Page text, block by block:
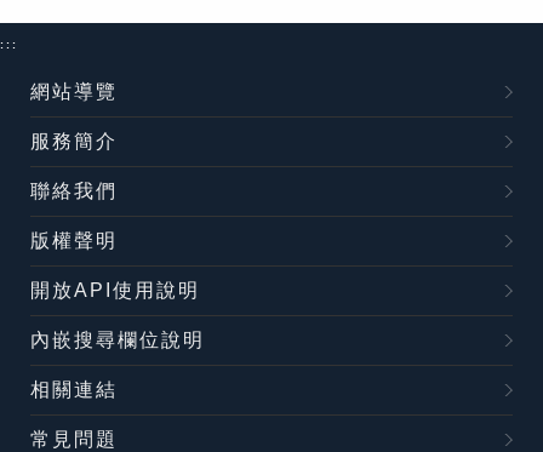
:::
網站導覽
服務簡介
聯絡我們
版權聲明
開放API使用說明
內嵌搜尋欄位說明
相關連結
常見問題